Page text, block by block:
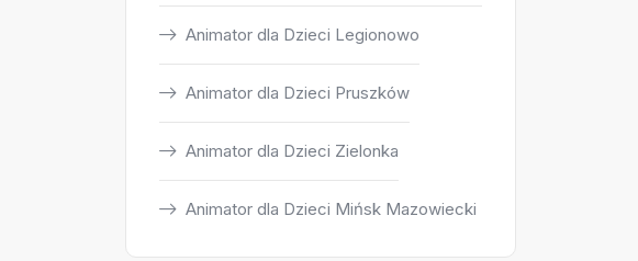
Animator dla Dzieci Legionowo
Animator dla Dzieci Pruszków
Animator dla Dzieci Zielonka
Animator dla Dzieci Mińsk Mazowiecki